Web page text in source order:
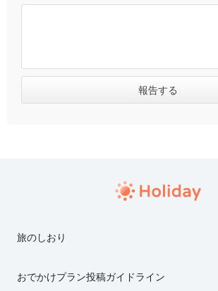
旅のしおり
おでかけプラン投稿ガイドライン